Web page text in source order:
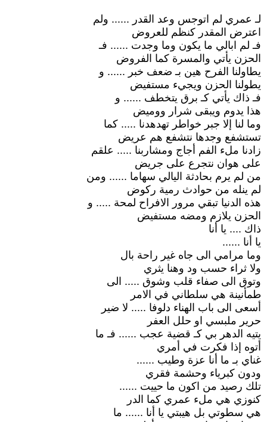
لـ عمري لم اتوجس وعد القدر ...... ولم
اعترض المقدر كنظم للعروض
فـ لم ابالي ما يكون وما وجدت ...... فـ
الحزن يأتي والمسرة كما الفروض
يطاولنا الفرح هين بـ ضعف خبر ...... و
يطولنا الحزن ويجيء مستفيض
فـ ذاك يأتي كـ برق يتخطف ...... و
هذا يدوم ويبقى شرار ووميض
وما لنا إلا جبر خواطر تهدهدنا ..... كما
تستشفع وجدها نتشفع هم عريض
زادنا ملء الفم أجاج ومشاربنا ..... علقم
على هوان نتجرع على جريض
من لم يرم بحادثة اليالي سهاما ...... ومن
لم ينله من حوادث رمية ركوض
هذه الدنيا تبقي مرور الافراح لمحة ..... و
الحزن يلازم ومضه مستفيض
ذاك .... يا أنا
يا أنا ......
وما مرامي الى جاه غير راحة بال
ولا ثراء حسب ود وهنا يثري
وتوق الى صفاء قلب وشوق ..... الى
طمأنينة هي سلطاني في الامر
أسعى الى باب الهناء دلوفا ..... لا ضير
حرير ملبسي او حلل العفر
يتيه الدهر بي كـ قضية عجب ...... فـ ما
أتوه إذا فكرت في أمري
غناي بـ ما أنا عزة وطيب ......
ودون كبرياء وحشمة فقري
تلك رصيد من اكون ما حييت ......
كنوزي هي ملء عمري كما الدر
هي سطوتي بل هيبتي يا أنا ...... ما